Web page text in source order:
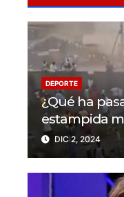
DEPORTE
¿Qué ha
estampida
partido en
DIC 2, 2024